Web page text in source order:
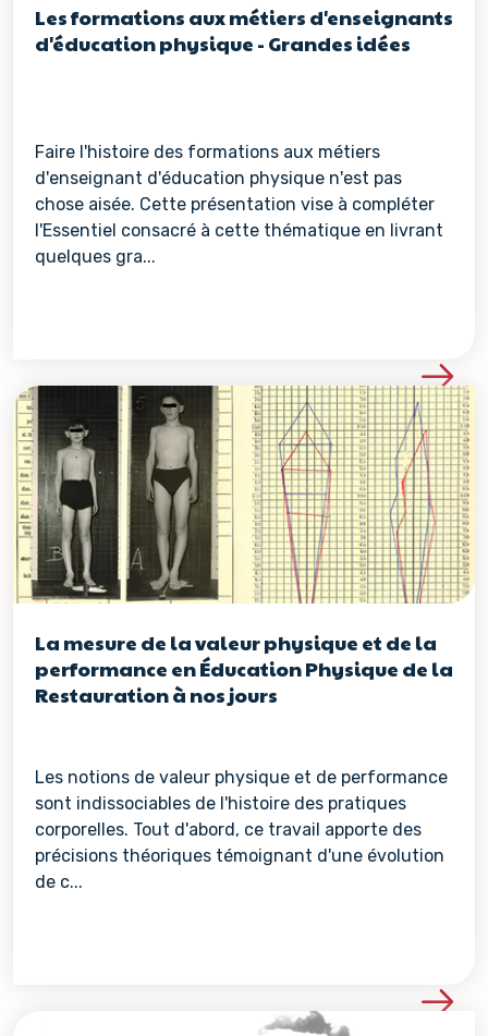
Les formations aux métiers d'enseignants
d'éducation physique - Grandes idées
Faire l'histoire des formations aux métiers
d'enseignant d'éducation physique n'est pas
chose aisée. Cette présentation vise à compléter
l'Essentiel consacré à cette thématique en livrant
quelques gra...
Voir les détails de la
La mesure de la valeur physique et de la
performance en Éducation Physique de la
Restauration à nos jours
Les notions de valeur physique et de performance
sont indissociables de l'histoire des pratiques
corporelles. Tout d'abord, ce travail apporte des
précisions théoriques témoignant d'une évolution
de c...
Voir les détails de la